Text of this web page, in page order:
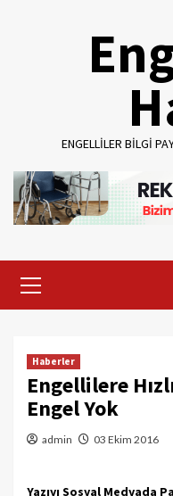
ENGELLILER BILGI
Menu
Haberler
Engellilere
Engel Yok
admin 03 Ekim 2016
Yazıyı Sosyal Medyada